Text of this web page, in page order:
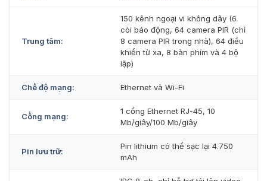
Trung tâm:
150 kênh ngoại vi không dây (6
còi báo động, 64 camera PIR (chỉ
8 camera PIR trong nhà), 64 điều
khiển từ xa, 8 bàn phím và 4 bộ
lặp)
Chế độ mạng: Ethernet và Wi-Fi
Cổng mạng:
1 cổng Ethernet RJ-45, 10
Mb/giây/100 Mb/giây
Pin lưu trữ:
Pin lithium có thể sạc lại 4.750
mAh